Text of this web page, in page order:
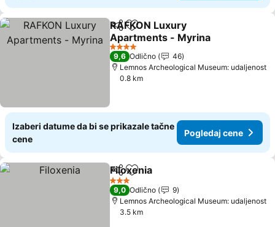
Deli Dodati u favorite
RAFKON Luxury
Apartments - Myrina
4 Zvezdice
9,6 Odlično
46
Lemnos Archeological Museum: udaljenost
0.8 km
Izaberi datume da bi se prikazale tačne
cene
Pogledaj cene
Deli Dodati u favorite
Filoxenia
3 Zvezdice
9,0 Odlično
9
Lemnos Archeological Museum: udaljenost
3.5 km